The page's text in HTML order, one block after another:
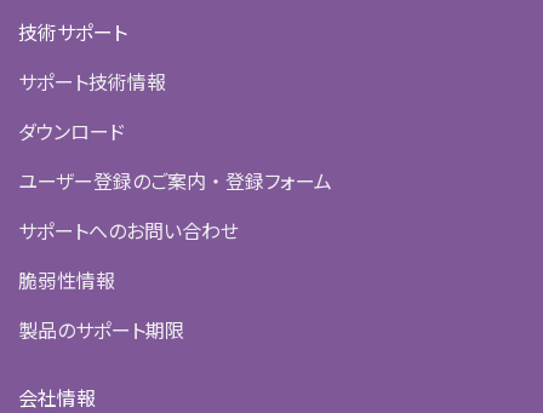
技術サポート
サポート技術情報
ダウンロード
ユーザー登録のご案内 ・ 登録フォーム
サポートへのお問い合わせ
脆弱性情報
製品のサポート期限
会社情報